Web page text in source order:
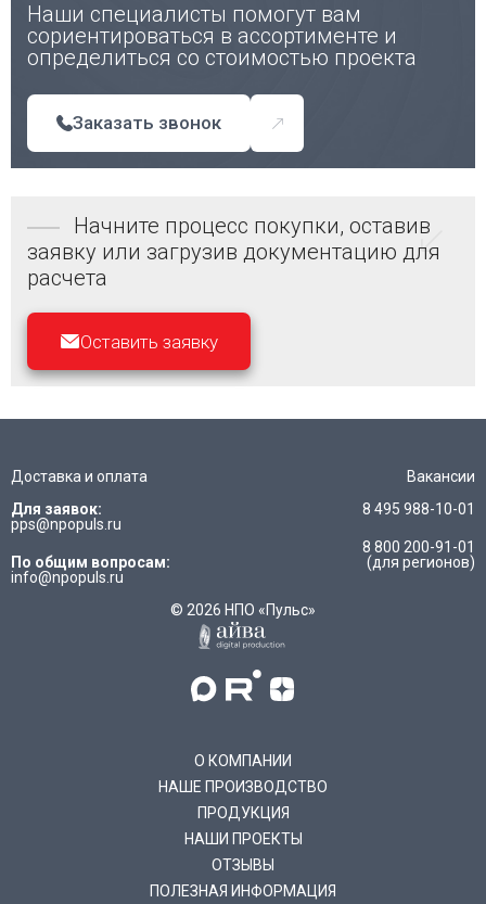
Наши специалисты помогут вам
сориентироваться в ассортименте и
определиться со стоимостью проекта
Заказать звонок
Начните процесс покупки, оставив
заявку или загрузив документацию для
расчета
Оставить заявку
Доставка и оплата
Вакансии
Для заявок:
pps@npopuls.ru
По общим вопросам:
info@npopuls.ru
8 495 988-10-01
8 800 200-91-01
(для регионов)
© 2026 НПО «Пульс»
О КОМПАНИИ
НАШЕ ПРОИЗВОДСТВО
ПРОДУКЦИЯ
НАШИ ПРОЕКТЫ
ОТЗЫВЫ
ПОЛЕЗНАЯ ИНФОРМАЦИЯ